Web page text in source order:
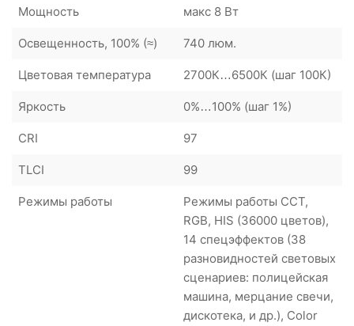
Мощность макс 8 Вт
Освещенность, 100% (≈) 740 люм.
Цветовая температура 2700К…6500К (шаг 100К)
Яркость 0%…100% (шаг 1%)
CRI 97
TLCI 99
Режимы работы
Режимы работы CCT,
RGB, HIS (36000 цветов),
14 спецэффектов (38
разновидностей световых
сценариев: полицейская
машина, мерцание свечи,
дискотека, и др.), Color